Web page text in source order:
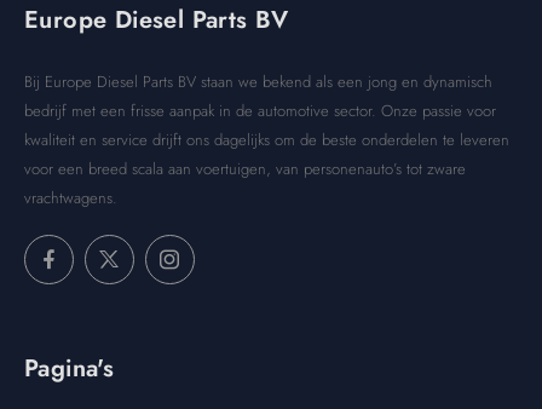
Europe Diesel Parts BV
Bij Europe Diesel Parts BV staan we bekend als een jong en dynamisch
bedrijf met een frisse aanpak in de automotive sector. Onze passie voor
kwaliteit en service drijft ons dagelijks om de beste onderdelen te leveren
voor een breed scala aan voertuigen, van personenauto’s tot zware
vrachtwagens.
Pagina's